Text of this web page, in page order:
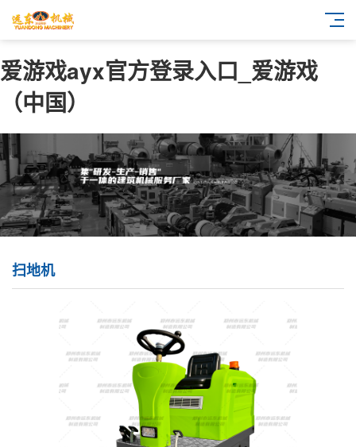
爱游戏ayx官方登录入口_爱游戏
（中国）
扫地机